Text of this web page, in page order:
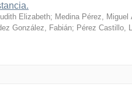
Elizabeth; Medina Pérez, Miguel
González, Fabián; Pérez Castillo,